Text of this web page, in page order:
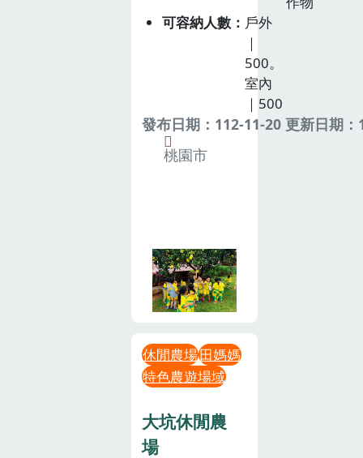
可容納人數
戶外
｜
500。
室內
｜500
發布日期：112-11-20 更新日期
桃園市
休閒農場田媽媽
特色農遊場域
大坑休閒農
場